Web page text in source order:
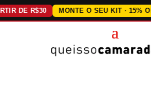
R$30 MONTE O SEU KIT · 15% OFF